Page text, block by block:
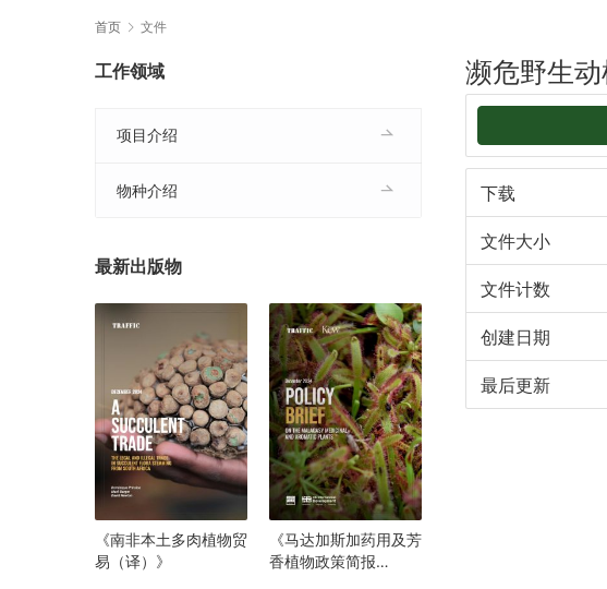
首页 文件
濒危野生动
下载
文件大小
文件计数
创建日期
最后更新
工作领域
项目介绍
物种介绍
最新出版物
《南非本土多肉植物贸
易（译）》
《马达加斯加药用及芳
香植物政策简报